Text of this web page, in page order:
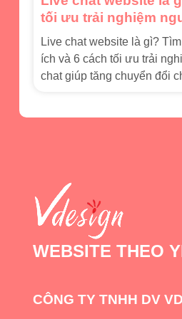
tối ưu trải nghiệm
Live chat website là gì?
ích và 6 cách tối ưu trải
chat giúp tăng chuyển đổi
WEBSITE THEO
CÔNG TY TNHH DV